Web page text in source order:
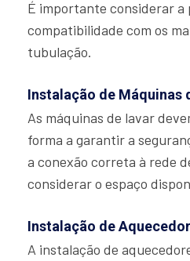
É importante considerar a
compatibilidade com os
tubulação.
Instalação de Máquinas
As máquinas de lavar
forma a garantir a
a conexão correta à rede
considerar o espaço
Instalação de
A instalação de